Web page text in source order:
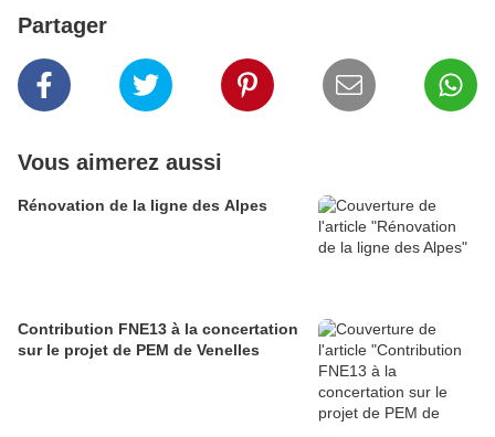
Partager
Vous aimerez aussi
Rénovation de la ligne des Alpes
Contribution FNE13 à la concertation
sur le projet de PEM de Venelles